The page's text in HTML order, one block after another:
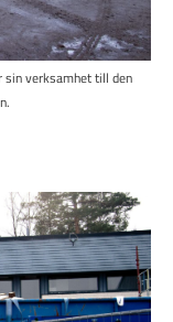
verksamhet till den